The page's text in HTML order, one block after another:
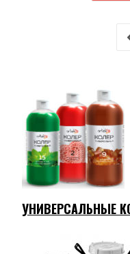
УНИВЕРСАЛЬНЫЕ